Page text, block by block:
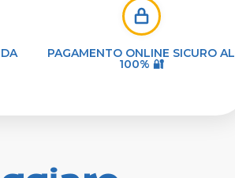
PAGAMENTO ONLINE SICURO AL
100% 🔐